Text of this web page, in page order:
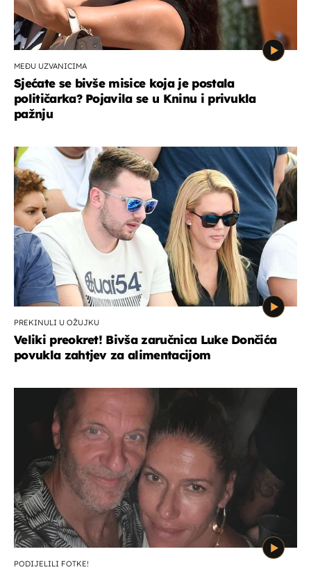
MEĐU UZVANICIMA
Sjećate se bivše misice koja je postala
političarka? Pojavila se u Kninu i privukla
pažnju
PREKINULI U OŽUJKU
Veliki preokret! Bivša zaručnica Luke Dončića
povukla zahtjev za alimentacijom
PODIJELILI FOTKE!